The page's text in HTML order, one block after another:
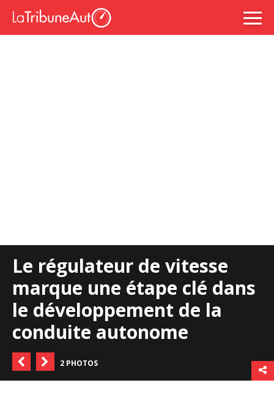
Le régulateur de vitesse
marque une étape clé dans
le développement de la
conduite autonome
2 PHOTOS